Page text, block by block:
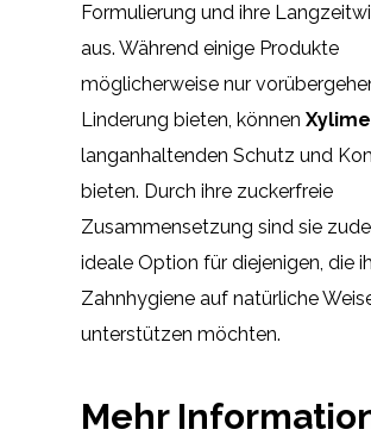
Formulierung und ihre
aus. Während einige Produkte
möglicherweise nur
Linderung bieten, können
langanhaltenden Schutz und
bieten. Durch ihre zuckerfreie
Zusammensetzung sind sie
ideale Option für diejenigen, die
Zahnhygiene auf natürliche
unterstützen möchten.
Mehr